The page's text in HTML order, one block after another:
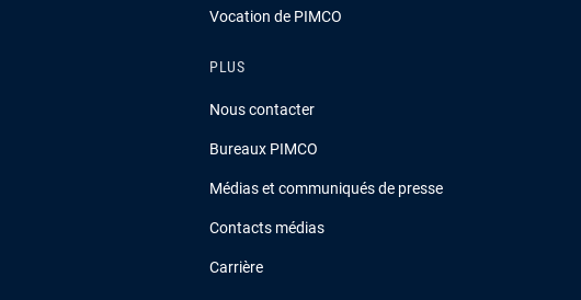
Vocation de PIMCO
PLUS
Nous contacter
Bureaux PIMCO
Médias et communiqués de presse
Contacts médias
Carrière